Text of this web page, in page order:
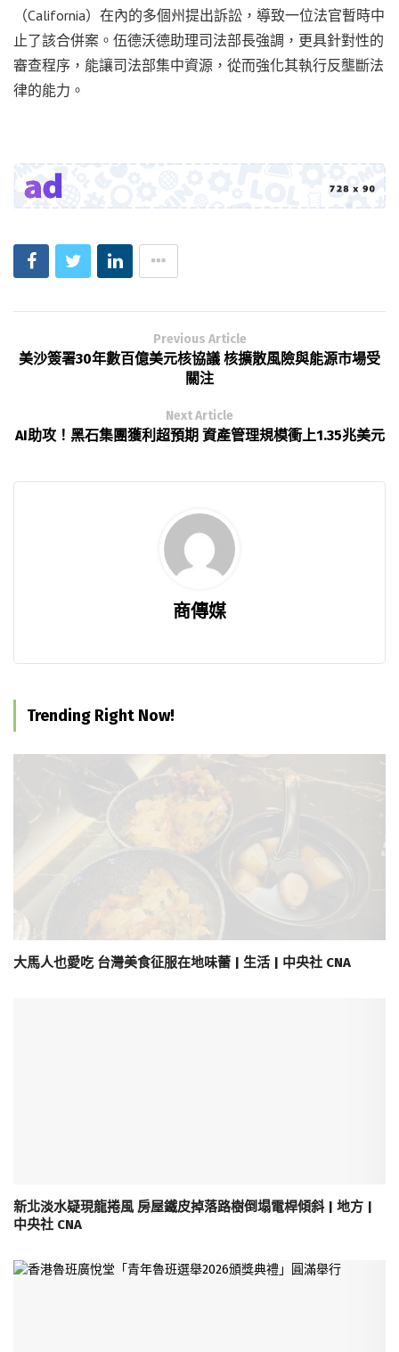
（California）在內的多個州提出訴訟，導致一位法官暫時中
止了該合併案。伍德沃德助理司法部長強調，更具針對性的
審查程序，能讓司法部集中資源，從而強化其執行反壟斷法
律的能力。
Previous Article
美沙簽署30年數百億美元核協議 核擴散風險與能源市場受
關注
Next Article
AI助攻！黑石集團獲利超預期 資產管理規模衝上1.35兆美元
商傳媒
Trending Right Now!
大馬人也愛吃 台灣美食征服在地味蕾 | 生活 | 中央社 CNA
新北淡水疑現龍捲風 房屋鐵皮掉落路樹倒塌電桿傾斜 | 地方 |
中央社 CNA